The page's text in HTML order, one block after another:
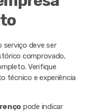
serviço deve ser
comprovado,
Verifique
técnico e experiência
pode indicar